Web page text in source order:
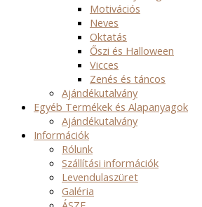
Motivációs
Neves
Oktatás
Őszi és Halloween
Vicces
Zenés és táncos
Ajándékutalvány
Egyéb Termékek és Alapanyagok
Ajándékutalvány
Információk
Rólunk
Szállítási információk
Levendulaszüret
Galéria